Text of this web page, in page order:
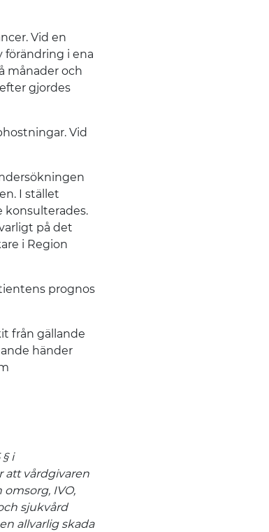
Vid en
i ena
månader och
gjordes
Vid
I stället
konsulterades.
på det
i Region
prognos
från gällande
händer
i
att vårdgivaren
IVO,
sjukvård
allvarlig skada